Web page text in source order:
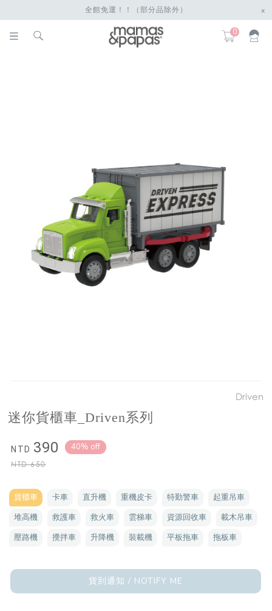
全館免運！！（部分品除外） x
0
Driven
迷你貨櫃車_Driven系列
NTD 390
NTD650
40% off
貨櫃車 卡車 直升機 重機皮卡 特勤警車
起重吊車
堆高機
救護車 救火車 雲梯車 資源回收車
載木吊車
壓路機
攪拌車 升降機 裝載機 平板拖車 拖板車
貨到通知 / NOTIFY ME